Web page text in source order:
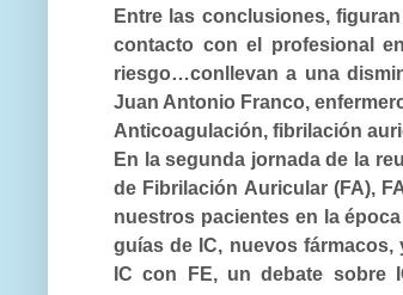
Entre las conclusiones,
contacto con el profesional
riesgo…conllevan a una
Juan Antonio Franco,
Anticoagulación, fibrilación
En la segunda jornada de la
de Fibrilación Auricular (FA),
nuestros pacientes en la
guías de IC, nuevos
IC con FE, un debate sobre